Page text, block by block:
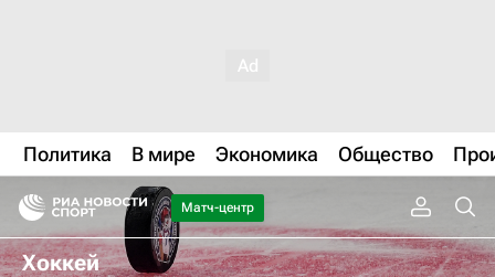
Политика В мире Экономика Общество
Матч-центр
Хоккей